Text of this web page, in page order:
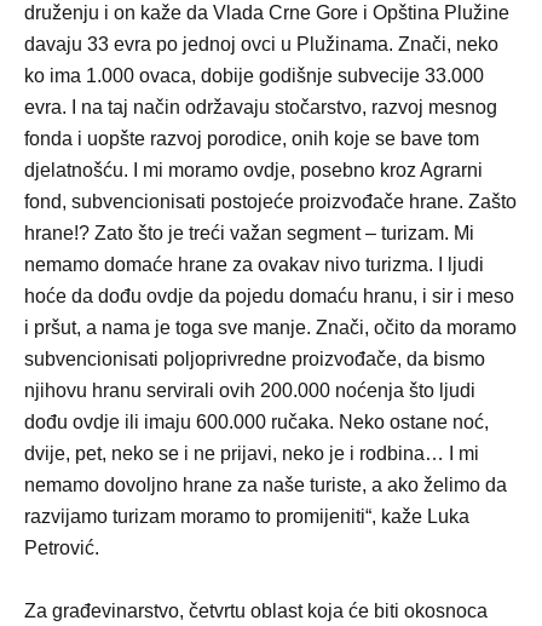
druženju i on kaže da Vlada Crne Gore i Opština Plužine
davaju 33 evra po jednoj ovci u Plužinama. Znači, neko
ko ima 1.000 ovaca, dobije godišnje subvecije 33.000
evra. I na taj način održavaju stočarstvo, razvoj mesnog
fonda i uopšte razvoj porodice, onih koje se bave tom
djelatnošću. I mi moramo ovdje, posebno kroz Agrarni
fond, subvencionisati postojeće proizvođače hrane. Zašto
hrane!? Zato što je treći važan segment – turizam. Mi
nemamo domaće hrane za ovakav nivo turizma. I ljudi
hoće da dođu ovdje da pojedu domaću hranu, i sir i meso
i pršut, a nama je toga sve manje. Znači, očito da moramo
subvencionisati poljoprivredne proizvođače, da bismo
njihovu hranu servirali ovih 200.000 noćenja što ljudi
dođu ovdje ili imaju 600.000 ručaka. Neko ostane noć,
dvije, pet, neko se i ne prijavi, neko je i rodbina… I mi
nemamo dovoljno hrane za naše turiste, a ako želimo da
razvijamo turizam moramo to promijeniti“, kaže Luka
Petrović.
Za građevinarstvo, četvrtu oblast koja će biti okosnoca